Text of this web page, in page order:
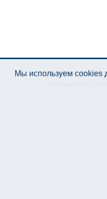
Мы используем cookies